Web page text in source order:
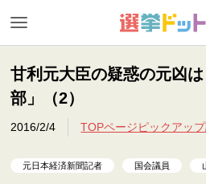
甘利元大臣の疑惑の元凶
部」（2）
2016/2/4 TOPページピックアッ
元日本経済新聞記者 国会議員